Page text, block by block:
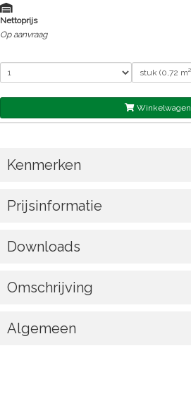
Nettoprijs
Op aanvraag
Winkelwagen
Kenmerken
Prijsinformatie
Downloads
Omschrijving
Algemeen